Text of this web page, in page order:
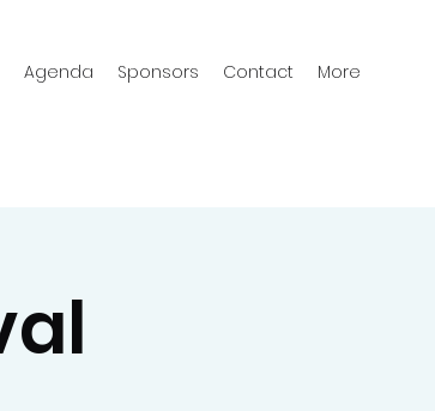
Agenda Sponsors Contact More